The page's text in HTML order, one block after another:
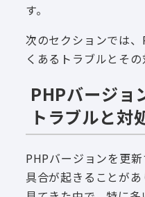
す。
次のセクションでは
くあるトラブルとその
PHPバージョ
トラブルと対
PHPバージョンを更
具合が起きることが